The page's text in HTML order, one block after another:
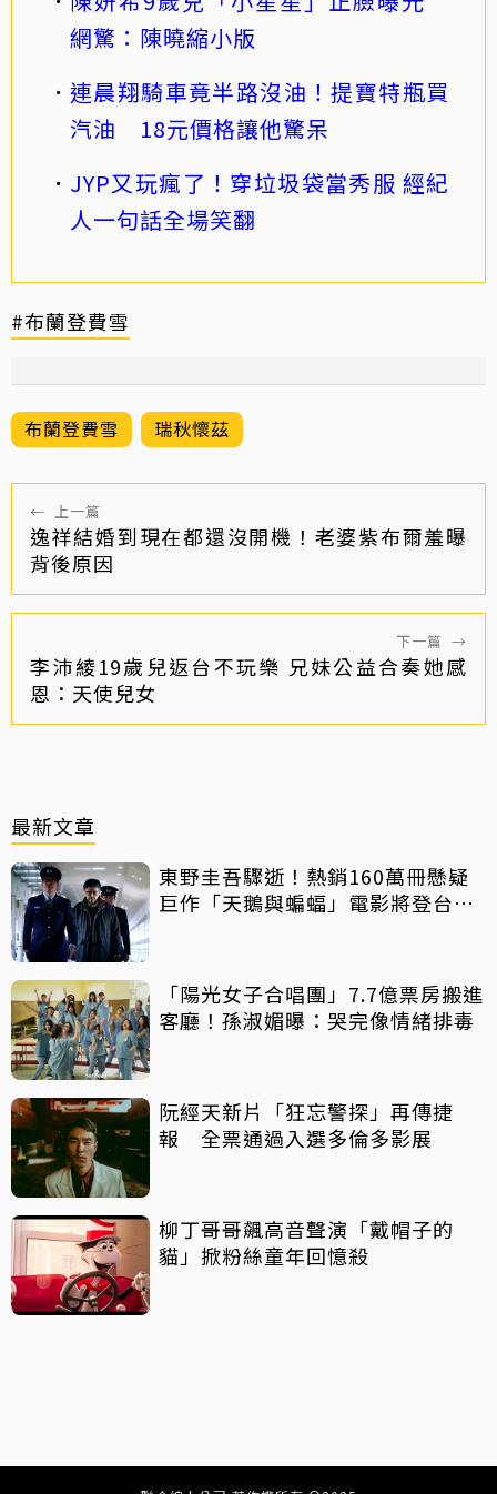
網驚：陳曉縮小版
連晨翔騎車竟半路沒油！提寶特瓶買
汽油 18元價格讓他驚呆
JYP又玩瘋了！穿垃圾袋當秀服 經紀
人一句話全場笑翻
#布蘭登費雪
布蘭登費雪 瑞秋懷茲
← 上一篇
逸祥結婚到現在都還沒開機！老婆紫布爾羞曝
背後原因
下一篇 →
李沛綾19歲兒返台不玩樂 兄妹公益合奏她感
恩：天使兒女
最新文章
東野圭吾驟逝！熱銷160萬冊懸疑
巨作「天鵝與蝙蝠」電影將登台上
「陽光女子合唱團」7.7億票房搬進
客廳！孫淑媚曝：哭完像情緒排毒
阮經天新片「狂忘警探」再傳捷
報 全票通過入選多倫多影展
柳丁哥哥飆高音聲演「戴帽子的
貓」掀粉絲童年回憶殺